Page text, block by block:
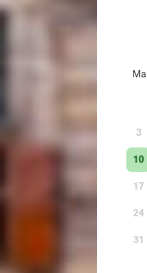
Ma
3
10
17
24
31